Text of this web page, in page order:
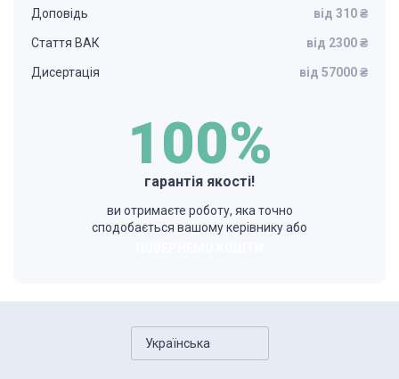
Доповідь від 310 ₴
Стаття ВАК від 2300 ₴
Дисертація від 57000 ₴
100%
гарантія якості!
ви отримаєте роботу, яка точно
сподобається вашому керівнику або
Українська